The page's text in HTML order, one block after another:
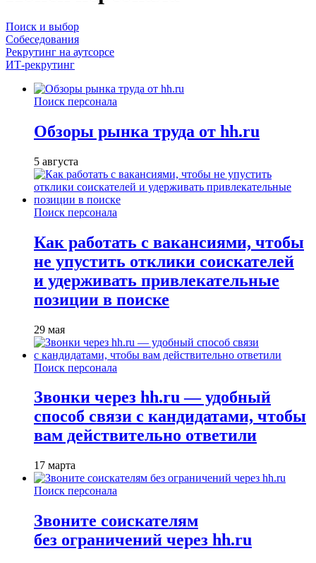
Поиск и выбор
Собеседования
Рекрутинг на аутсорсе
ИТ-рекрутинг
Поиск персонала
Обзоры рынка труда от hh.ru
5 августа
Поиск персонала
Как работать с вакансиями, чтобы
не упустить отклики соискателей
и удерживать привлекательные
позиции в поиске
29 мая
Поиск персонала
Звонки через hh.ru — удобный
способ связи с кандидатами, чтобы
вам действительно ответили
17 марта
Поиск персонала
Звоните соискателям
без ограничений через hh.ru